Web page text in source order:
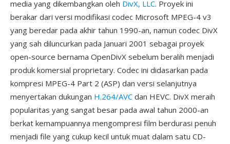
media yang dikembangkan oleh DivX, LLC. Proyek ini
berakar dari versi modifikasi codec Microsoft MPEG-4 v3
yang beredar pada akhir tahun 1990-an, namun codec DivX
yang sah diluncurkan pada Januari 2001 sebagai proyek
open-source bernama OpenDivX sebelum beralih menjadi
produk komersial proprietary. Codec ini didasarkan pada
kompresi MPEG-4 Part 2 (ASP) dan versi selanjutnya
menyertakan dukungan H.264/AVC dan HEVC. DivX meraih
popularitas yang sangat besar pada awal tahun 2000-an
berkat kemampuannya mengompresi film berdurasi penuh
menjadi file yang cukup kecil untuk muat dalam satu CD-